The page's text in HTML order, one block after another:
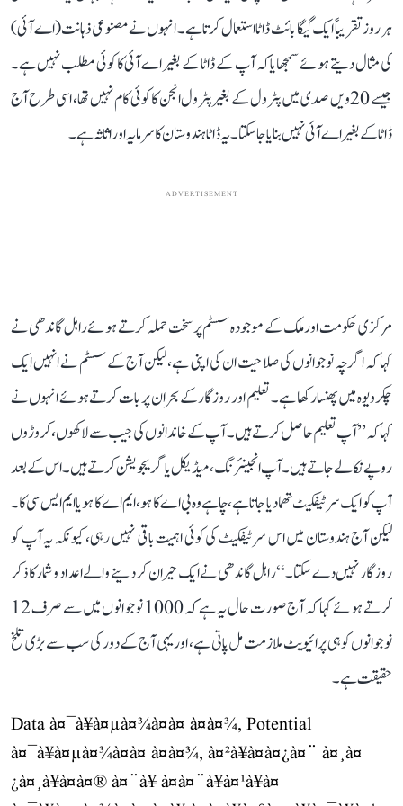
ہر روز تقریباً ایک گیگا بائٹ ڈاٹا استعمال کرتا ہے۔ انہوں نے مصنوعی ذہانت (اے آئی)
کی مثال دیتے ہوئے سمجھایا کہ آپ کے ڈاٹا کے بغیر اے آئی کا کوئی مطلب نہیں ہے۔
جیسے 20ویں صدی میں پٹرول کے بغیر پٹرول انجن کا کوئی کام نہیں تھا، اسی طرح آج
ڈاٹا کے بغیر اے آئی نہیں بنایا جا سکتا۔ یہ ڈاٹا ہندوستان کا سرمایہ اور اثاثہ ہے۔
ADVERTISEMENT
مرکزی حکومت اور ملک کے موجودہ سسٹم پر سخت حملہ کرتے ہوئے راہل گاندھی نے
کہا کہ اگرچہ نوجوانوں کی صلاحیت ان کی اپنی ہے، لیکن آج کے سسٹم نے انہیں ایک
چکرویوہ میں پھنسا رکھا ہے۔ تعلیم اور روزگار کے بحران پر بات کرتے ہوئے انہوں نے
کہا کہ ’’آپ تعلیم حاصل کرتے ہیں۔ آپ کے خاندانوں کی جیب سے لاکھوں، کروڑوں
روپے نکالے جاتے ہیں۔ آپ انجینئرنگ، میڈیکل یا گریجویشن کرتے ہیں۔ اس کے بعد
آپ کو ایک سرٹیفکیٹ تھما دیا جاتا ہے، چاہے وہ بی اے کا ہو، ایم اے کا ہو یا ایم ایس سی کا۔
لیکن آج ہندوستان میں اس سرٹیفکیٹ کی کوئی اہمیت باقی نہیں رہی، کیونکہ یہ آپ کو
روزگار نہیں دے سکتا۔‘‘ راہل گاندھی نے ایک حیران کر دینے والے اعداد و شمار کا ذکر
کرتے ہوئے کہا کہ آج صورت حال یہ ہے کہ 1000 نوجوانوں میں سے صرف 12
نوجوانوں کو ہی پرائیویٹ ملازمت مل پاتی ہے، اور یہی آج کے دور کی سب سے بڑی تلخ
حقیقت ہے۔
Data à¤¯à¥à¤µà¤¾à¤à¤ à¤à¤¾, Potential
à¤¯à¥à¤µà¤¾à¤à¤ à¤à¤¾, à¤²à¥à¤à¤¿à¤¨ à¤¸à¤
¿à¤¸à¥à¤à¤® à¤¨à¥ à¤à¤¨à¥à¤¹à¥à¤